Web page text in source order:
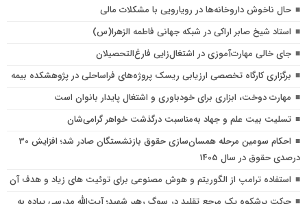
حال ناخوش داروخانه‌ها در رویارویی با مشکلات مالی
استاد شیخ صابر اراکی در شبکه جهانی فاطمه الزهرا(س)
جای خالی مهارت‌آموزی در اشتغال‌زایی فارغ‌التحصیلان
برگزاری کارگاه تخصصی ارزیابی ریسک پروژه‌های فراساحلی در پژوهشکده بیمه
مهارت دوخت، ابزاری برای خودباوری و اشتغال پایدار بانوان است
تسلیت بیت علم و جهاد به‌مناسبت درگذشت خواهر گرامی‌شان
احکام سومین مرحله همسان‌سازی حقوق بازنشستگان صادر شد؛ افزایش 30
درصدی حقوق در سال 1405
استفاده ترامپ از الگوریتم و هوش مصنوعی برای توئیت های زیاد و هدف آن